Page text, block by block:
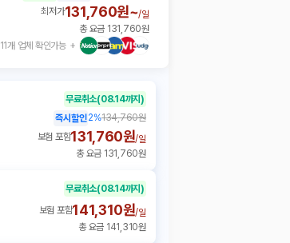
11개 업체 확인가능
최저가131,760원~/일
총 요금 131,760원
무료취소(08.14까지)
즉시할인2%134,760원
보험 포함131,760원/일
총 요금 131,760원
무료취소(08.14까지)
보험 포함141,310원/일
총 요금 141,310원